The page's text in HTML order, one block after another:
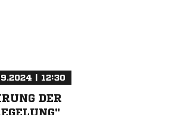
| 12:30
DER